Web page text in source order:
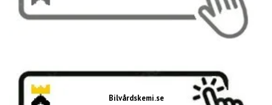
Bilvårdskemi.se